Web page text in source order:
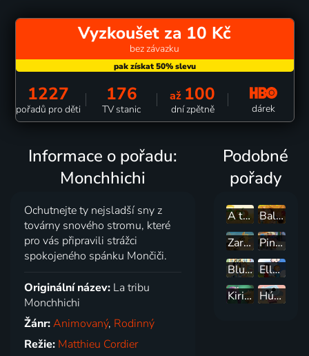
Vyzkoušet za 10 Kč
bez závazku
1227
pořadů pro děti
176
TV stanic
až 100
dní zpětně dárek
Informace o pořadu:
Monchhichi
Ochutnejte ty nejsladší sny z
továrny snového stromu, které
pro vás připravili strážci
spokojeného spánku Mončiči.
Originální název: La tribu
Monchhichi
Žánr:Animovaný, Rodinný
Režie: Matthieu Cordier
Podobné
pořady
A table les enfants
Balíci
Zarafa
Pinocchiova zázračná dedinka
Bluey
Ella, Oskar a Hú
Kiri a Lou
HúHú